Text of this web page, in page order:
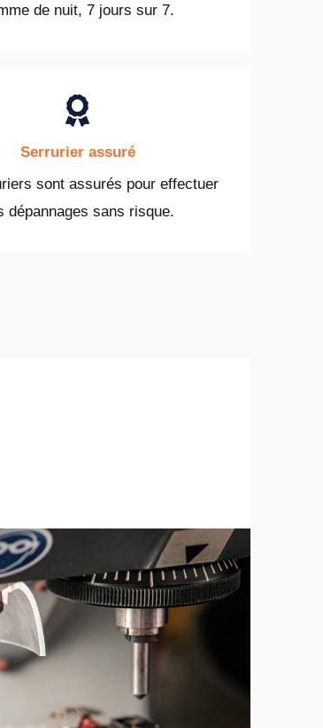
de nuit, 7 jours sur 7.
Serrurier assuré
sont assurés pour effectuer
dépannages sans risque.